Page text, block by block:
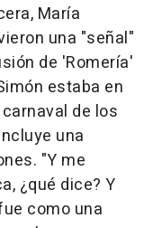
María
una "señal"
de 'Romería'
estaba en
de los
una
"Y me
¿qué dice? Y
como una